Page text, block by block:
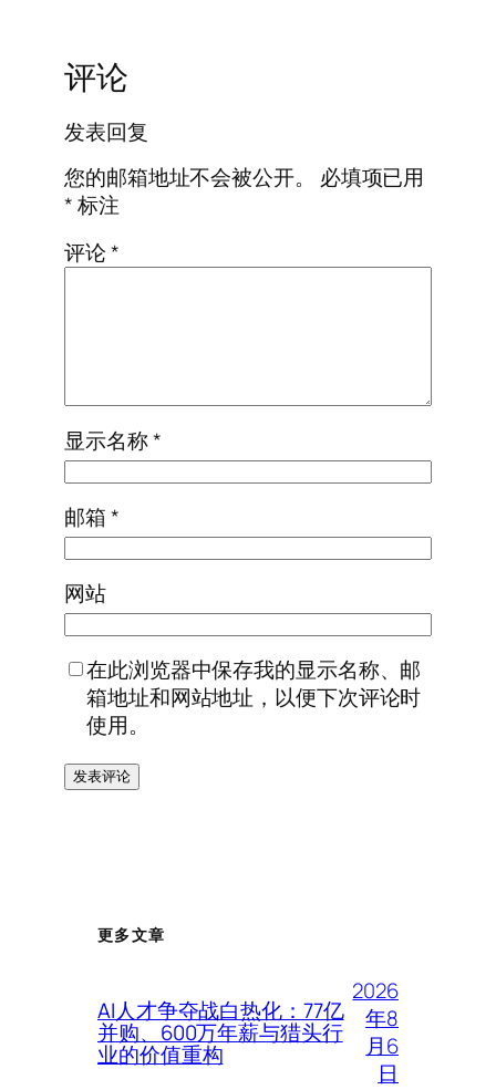
评论
发表回复
您的邮箱地址不会被公开。
必填项已用
*标注
评论*
显示名称*
邮箱*
网站
在此浏览器中保存我的显示名称、邮
箱地址和网站地址，以便下次评论时
使用。
更多文章
AI人才争夺战白热化：77亿
并购、600万年薪与猎头行
业的价值重构
2026
年8
月6
日